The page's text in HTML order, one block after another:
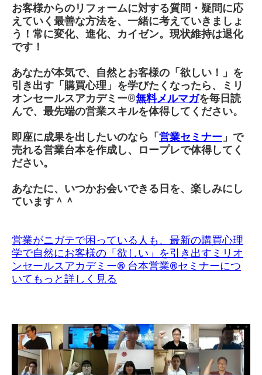
お客様からのリフォームに対する質問・疑問に応
えていく最善な方法を、一緒に考えていきましょ
う！ 常に変化、進化、カイゼン。現状維持は退化
です！
あなたが本気で、自然とお客様の「欲しい！」を
引き出す「購買心理」を学びたくなったら、ミリ
オンセールスアカデミー®︎無料メルマガを毎日読
んで、最先端の営業スキルを体得してください。
即座に成果を出したいのなら「営業セミナー 」で
売れる営業台本を作成し、ロープレで体得してく
ださい。
あなたに、いつかお会いできる日を、楽しみにし
ています＾＾
営業がニガテで困っている人も、最新の購買心理
学で自然にお客様の「欲しい」を引き出すミリオ
ンセールスアカデミー® 台本営業®セミナーにつ
いてもっと詳しく見る